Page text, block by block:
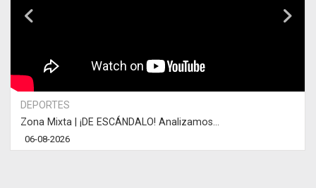
DEPORTES
Zona Mixta | ¡DE ESCÁNDALO! Analizamos...
06-08-2026